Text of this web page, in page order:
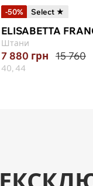
-50% Select ★
ELISABETTA
Штани
7 880 грн 15 760
40, 44